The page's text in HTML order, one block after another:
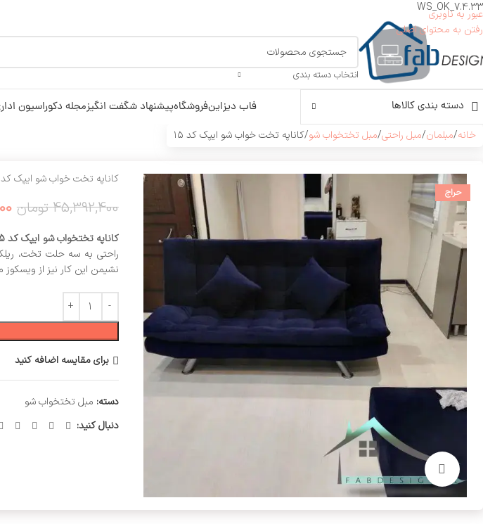
WS_OK_7.4.33
عبور به ناوبری
رفتن به محتوای اصلی
انتخاب دسته بندی
دسته بندی کالاها فاب دیزاینفروشگاهپیشنهاد شگفت انگیزمجله دکوراسیون
خانه مبلمان مبل راحتی مبل تختخواب شو کاناپه تخت خواب شو ایپک کد ۱۵
حراج
بزرگنمایی تصویر
کاناپه تخت خواب شو ایپک کد ۱۵
45,392,400 تومان
کاناپه تختخواب شو ایپک کد 15
راحتی به سه حلت تخت،
نشیمن این کار نیز از ویسکوز می باشد
برای مقایسه اضافه کنید
دسته: مبل تختخواب شو
دنبال کنید: